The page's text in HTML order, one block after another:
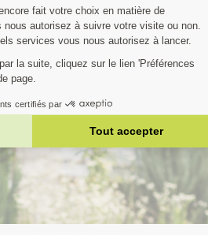
Affichage 1-2 de 2